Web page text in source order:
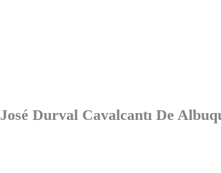
José Durval Cavalcantı De